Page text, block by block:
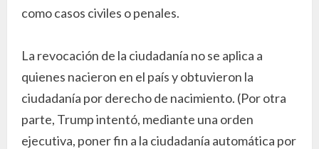
como casos civiles o penales.
La revocación de la ciudadanía no se aplica a
quienes nacieron en el país y obtuvieron la
ciudadanía por derecho de nacimiento. (Por otra
parte, Trump intentó, mediante una orden
ejecutiva, poner fin a la ciudadanía automática por